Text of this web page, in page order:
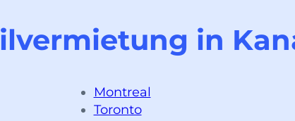
in
Montreal
Toronto